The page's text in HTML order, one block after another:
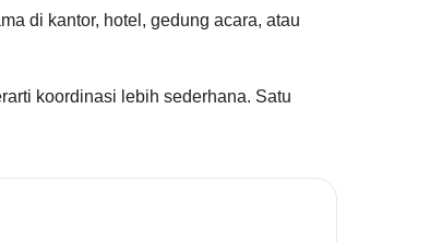
di kantor, hotel, gedung acara, atau
koordinasi lebih sederhana. Satu